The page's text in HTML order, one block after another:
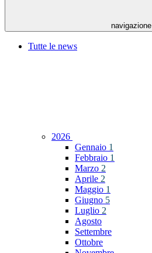
navigazione
Tutte le news
2026
Gennaio 1
Febbraio 1
Marzo 2
Aprile 2
Maggio 1
Giugno 5
Luglio 2
Agosto
Settembre
Ottobre